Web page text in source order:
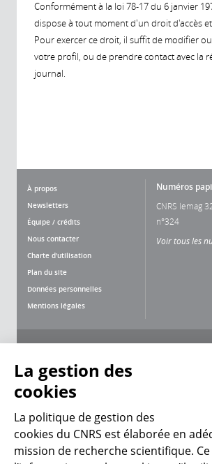
Conformément à la loi 78-17 du 6 janvier
dispose à tout moment d'un droit d'accès
Pour exercer ce droit, il suffit de modifier
votre profil, ou de prendre contact avec la
journal.
À propos
Newsletters
Équipe / crédits
Nous contacter
Charte d'utilisation
Plan du site
Données personnelles
Mentions légales
Numéros
CNRS lemag
n°324
Voir tous les
CNRS Le Mag
La gestion des
cookies
La politique de gestion des
cookies du CNRS est élaborée en
mission de recherche scientifique.